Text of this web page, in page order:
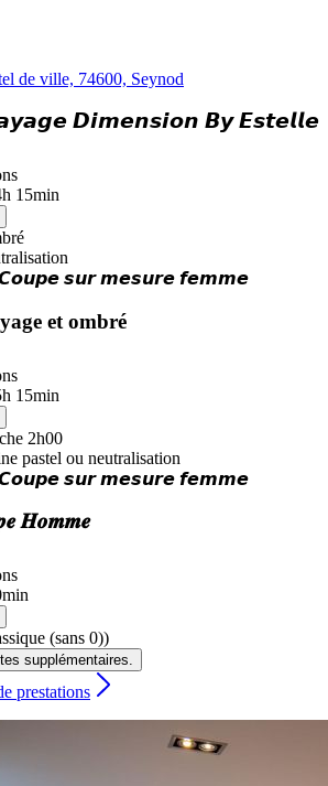
de ville, 74600, Seynod
𝘿𝙞𝙢𝙚𝙣𝙨𝙞𝙤𝙣 𝘽𝙮 𝙀𝙨𝙩𝙚𝙡𝙡𝙚
15min
𝙨𝙪𝙧 𝙢𝙚𝙨𝙪𝙧𝙚 𝙛𝙚𝙢𝙢𝙚
et ombré
15min
2h00
pastel ou neutralisation
𝙨𝙪𝙧 𝙢𝙚𝙨𝙪𝙧𝙚 𝙛𝙚𝙢𝙢𝙚
𝑯𝒐𝒎𝒎𝒆
(sans 0))
supplémentaires.
prestations